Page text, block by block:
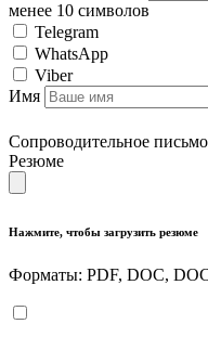
менее 10 символов
Telegram
WhatsApp
Viber
Имя
Сопроводительное письмо
Резюме
Нажмите, чтобы загрузить резюме
Форматы: PDF, DOC,